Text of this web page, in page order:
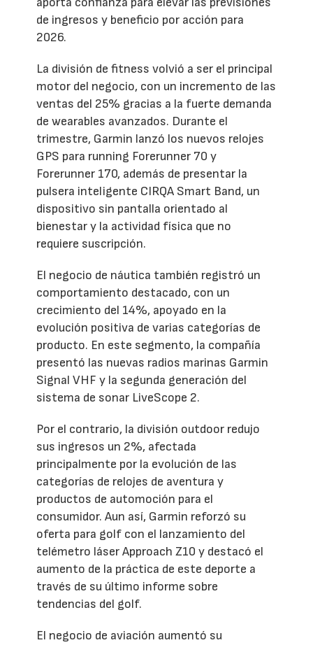
de ingresos y beneficio por acción para
2026.
La división de fitness volvió a ser el principal
motor del negocio, con un incremento de las
ventas del 25% gracias a la fuerte demanda
de wearables avanzados. Durante el
trimestre, Garmin lanzó los nuevos relojes
GPS para running Forerunner 70 y
Forerunner 170, además de presentar la
pulsera inteligente CIRQA Smart Band, un
dispositivo sin pantalla orientado al
bienestar y la actividad física que no
requiere suscripción.
El negocio de náutica también registró un
comportamiento destacado, con un
crecimiento del 14%, apoyado en la
evolución positiva de varias categorías de
producto. En este segmento, la compañía
presentó las nuevas radios marinas Garmin
Signal VHF y la segunda generación del
sistema de sonar LiveScope 2.
Por el contrario, la división outdoor redujo
sus ingresos un 2%, afectada
principalmente por la evolución de las
categorías de relojes de aventura y
productos de automoción para el
consumidor. Aun así, Garmin reforzó su
oferta para golf con el lanzamiento del
telémetro láser Approach Z10 y destacó el
aumento de la práctica de este deporte a
través de su último informe sobre
tendencias del golf.
El negocio de aviación aumentó su